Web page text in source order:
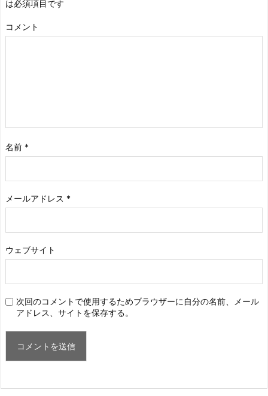
は必須項目です
コメント
名前 *
メールアドレス *
ウェブサイト
次回のコメントで使用するためブラウザーに自分の名前、メール
アドレス、サイトを保存する。